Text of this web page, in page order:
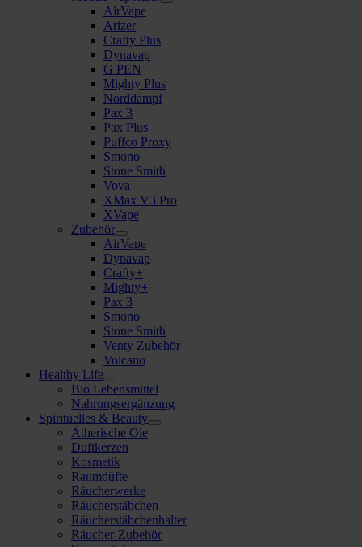
AirVape
Arizer
Crafty Plus
Dynavap
G PEN
Mighty Plus
Norddampf
Pax 3
Pax Plus
Puffco Proxy
Smono
Stone Smith
Vova
XMax V3 Pro
XVape
Zubehör
AirVape
Dynavap
Crafty+
Mighty+
Pax 3
Smono
Stone Smith
Venty Zubehör
Volcano
Healthy Life
Bio Lebensmittel
Nahrungsergänzung
Spirituelles & Beauty
Ätherische Öle
Duftkerzen
Kosmetik
Raumdüfte
Räucherwerke
Räucherstäbchen
Räucherstäbchenhalter
Räucher-Zubehör